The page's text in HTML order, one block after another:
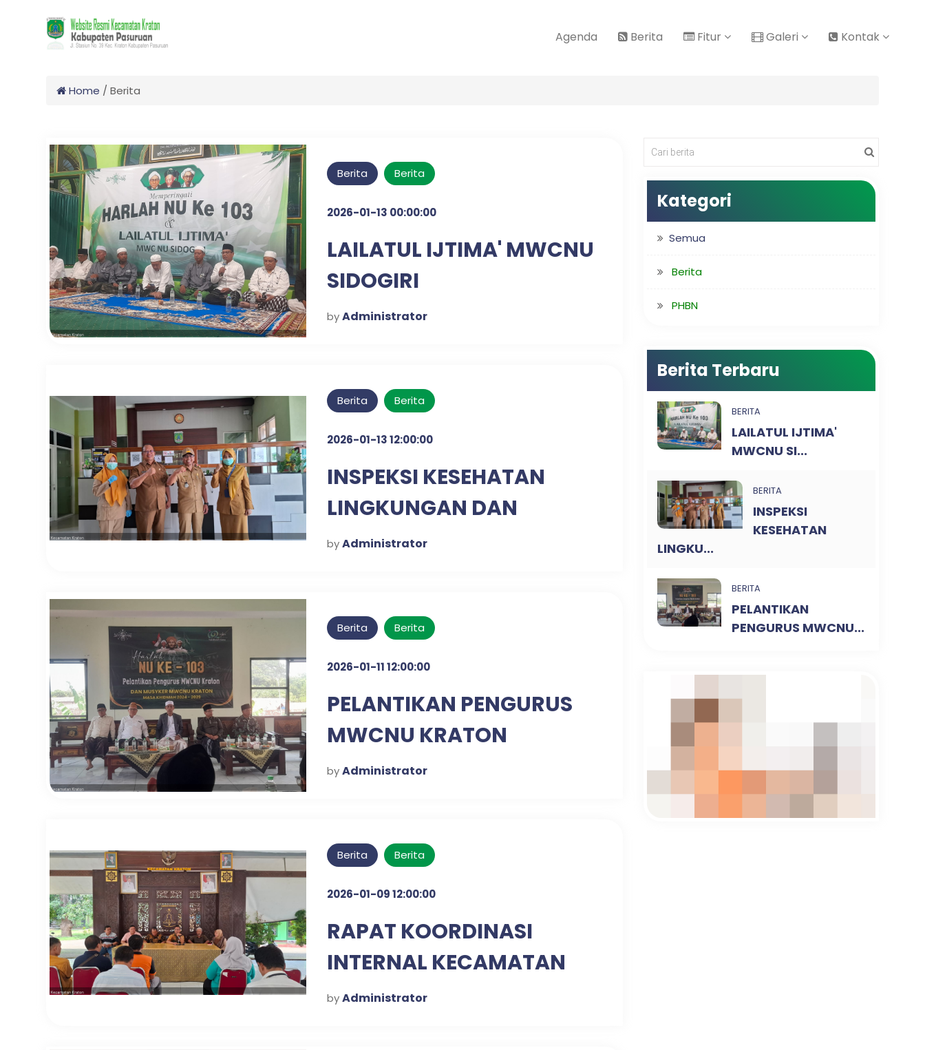
Agenda Berita Fitur Galeri Kontak
Home / Berita
Berita Berita
2026-01-13 00:00:00
LAILATUL IJTIMA' MWCNU
SIDOGIRI
by Administrator
Berita Berita
2026-01-13 12:00:00
INSPEKSI KESEHATAN
LINGKUNGAN DAN
SKRINING DIABETES &
by Administrator
Berita Berita
2026-01-11 12:00:00
PELANTIKAN PENGURUS
MWCNU KRATON
by Administrator
Berita Berita
2026-01-09 12:00:00
RAPAT KOORDINASI
INTERNAL KECAMATAN
KRATON UNTUK
by Administrator
Kategori
Semua
Berita
PHBN
Berita Terbaru
BERITA
LAILATUL IJTIMA'
MWCNU SI...
BERITA
INSPEKSI
KESEHATAN
LINGKU...
BERITA
PELANTIKAN
PENGURUS MWCNU...